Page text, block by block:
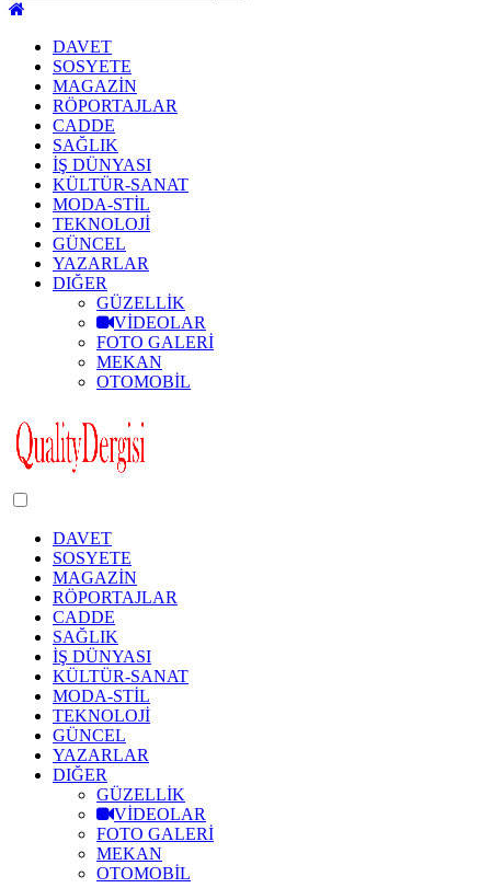
DAVET
SOSYETE
MAGAZİN
RÖPORTAJLAR
CADDE
SAĞLIK
İŞ DÜNYASI
KÜLTÜR-SANAT
MODA-STİL
TEKNOLOJİ
GÜNCEL
YAZARLAR
DIĞER
GÜZELLİK
VİDEOLAR
FOTO GALERİ
MEKAN
OTOMOBİL
Dark
DAVET
SOSYETE
MAGAZİN
RÖPORTAJLAR
CADDE
SAĞLIK
İŞ DÜNYASI
KÜLTÜR-SANAT
MODA-STİL
TEKNOLOJİ
GÜNCEL
YAZARLAR
DIĞER
GÜZELLİK
VİDEOLAR
FOTO GALERİ
MEKAN
OTOMOBİL